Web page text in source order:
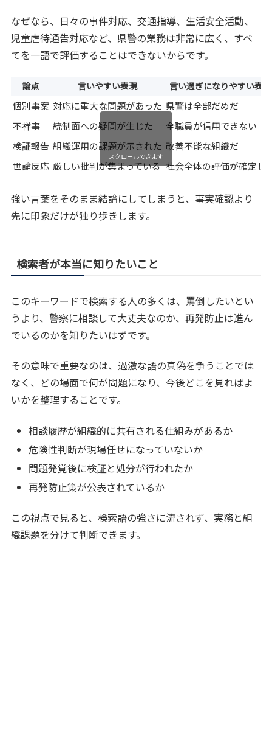
なぜなら、日々の事件対応、交通指導、生活安全活動、
児童虐待通告対応など、県警の業務は非常に広く、すべ
てを一語で評価することはできないからです。
論点 言いやすい表現 言い過ぎになりやすい表現
個別事案 対応に重大な問題があった 県警は全部だめだ
不祥事
統制面への疑問が生じた
全職員が信用できない
検証報告 組織運用の課題が示された 改善不能な組織だ
世論反応 厳しい批判が集まっている 社会全体の評価が確定し
スクロールできます
強い言葉をそのまま結論にしてしまうと、事実確認より
先に印象だけが独り歩きします。
検索者が本当に知りたいこと
このキーワードで検索する人の多くは、罵倒したいとい
うより、警察に相談して大丈夫なのか、再発防止は進ん
でいるのかを知りたいはずです。
その意味で重要なのは、過激な語の真偽を争うことでは
なく、どの場面で何が問題になり、今後どこを見ればよ
いかを整理することです。
相談履歴が組織的に共有される仕組みがあるか
危険性判断が現場任せになっていないか
問題発覚後に検証と処分が行われたか
再発防止策が公表されているか
この視点で見ると、検索語の強さに流されず、実務と組
織課題を分けて判断できます。